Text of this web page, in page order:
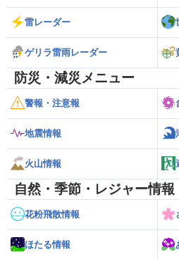
雷レーダー
ゲリラ雷雨レーダー
防災・減災メニュー
警報・注意報
地震情報
火山情報
自然・季節・レジャー情報
花粉飛散情報
ほたる情報